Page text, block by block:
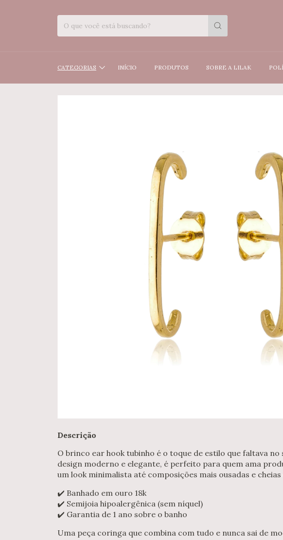
CATEGORIAS INÍCIO PRODUTOS SOBRE A LILAK
Descrição
O brinco ear hook tubinho é o toque de estilo que faltava
design moderno e elegante, é perfeito para quem ama
um look minimalista até composições mais ousadas e
✔️ Banhado em ouro 18k
✔️ Semijoia hipoalergênica (sem níquel)
✔️ Garantia de 1 ano sobre o banho
Uma peça coringa que combina com tudo e nunca sai de